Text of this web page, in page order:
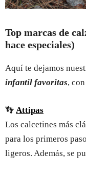
Top marcas de
hace especiales)
Aquí te dejamos
infantil favoritas,
👣 Attipas
Los calcetines más
para los primeros
ligeros. Además, se